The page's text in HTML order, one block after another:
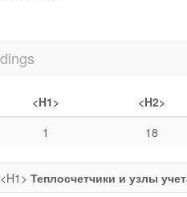
<H1> <H2>
1
18
<H1> Теплосчетчики и узлы